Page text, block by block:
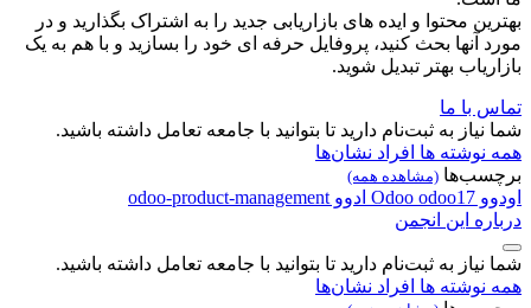
بهترین محتوا و ایده های بازاریابی جدید را به اشتراک بگذارید و در
مورد آنها بحث کنید، پروفایل حرفه ای خود را بسازید و با هم به یک
بازاریاب بهتر تبدیل شوید.
تماس با ما
شما نیاز به ثبت‌نام دارید تا بتوانید با جامعه تعامل داشته باشید.
همه نوشته ها افراد نشان‌ها
برچسب‌ها (مشاهده همه)
اودوو Odoo odoo17 ادوو odoo-product-management
درباره این انجمن
شما نیاز به ثبت‌نام دارید تا بتوانید با جامعه تعامل داشته باشید.
همه نوشته ها افراد نشان‌ها